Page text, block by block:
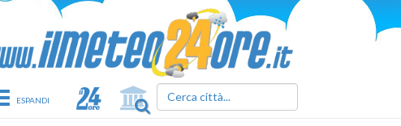
ilmeteo24ore.it
navigation